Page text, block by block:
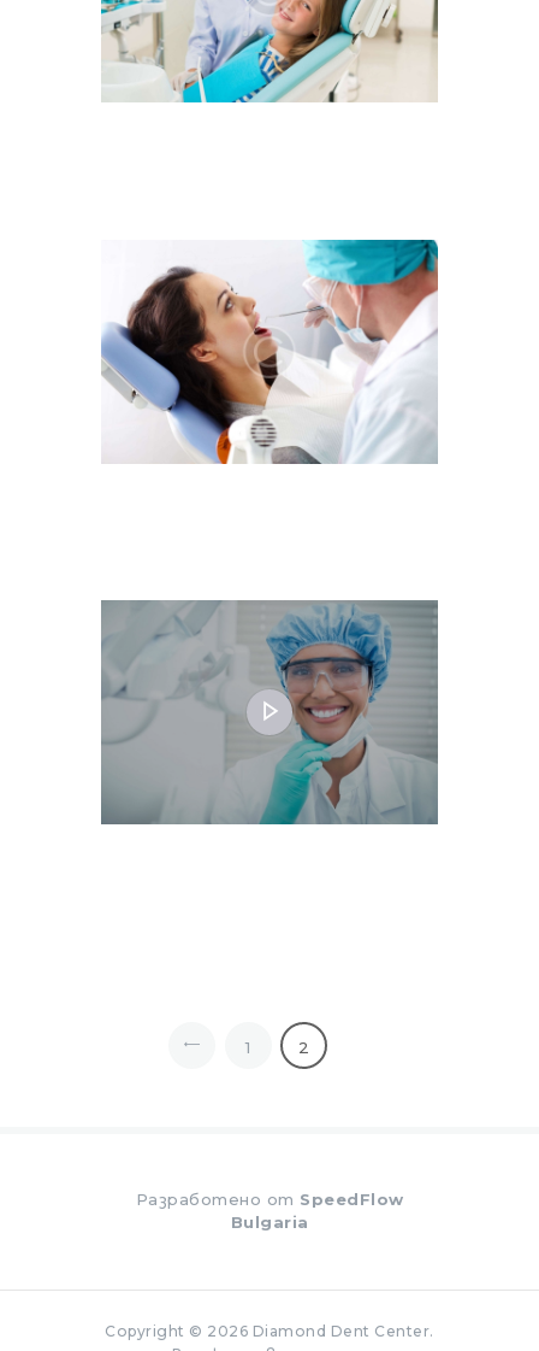
Навигация <
PAGE
1 PAGE
2
Разработено от SpeedFlow
Bulgaria
Copyright © 2026 Diamond Dent Center.